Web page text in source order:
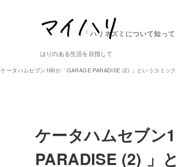
はりのある生活を目指して
「ハリネズミについて知っ
ケータハムセブン160が「GARAGE PARADISE (2) 」というコミッ
ケータハムセブン
PARADISE (2) 」